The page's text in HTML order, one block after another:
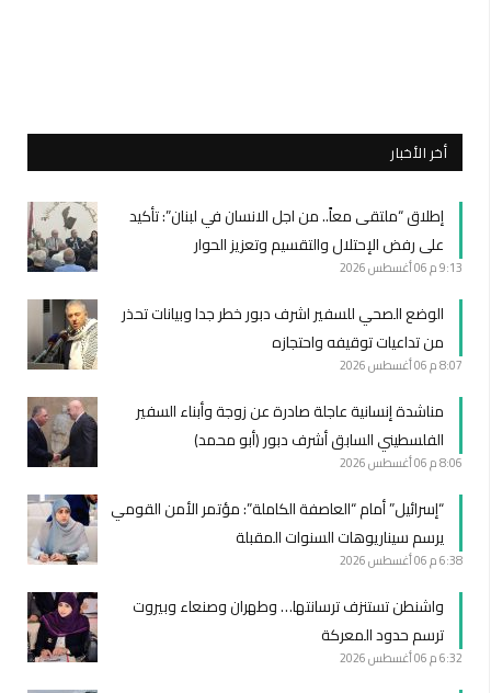
أخر الأخبار
إطلاق “ملتقى معاً.. من اجل الانسان في لبنان”: تأكيد
على رفض الإحتلال والتقسيم وتعزيز الحوار
9:13 م 06 أغسطس 2026
الوضع الصحي للسفير اشرف دبور خطر جدا وبيانات تحذر
من تداعيات توقيفه واحتجازه
8:07 م 06 أغسطس 2026
مناشدة إنسانية عاجلة صادرة عن زوجة وأبناء السفير
الفلسطيني السابق أشرف دبور (أبو محمد)
8:06 م 06 أغسطس 2026
“إسرائيل” أمام “العاصفة الكاملة”: مؤتمر الأمن القومي
يرسم سيناريوهات السنوات المقبلة
6:38 م 06 أغسطس 2026
واشنطن تستنزف ترسانتها… وطهران وصنعاء وبيروت
ترسم حدود المعركة
6:32 م 06 أغسطس 2026